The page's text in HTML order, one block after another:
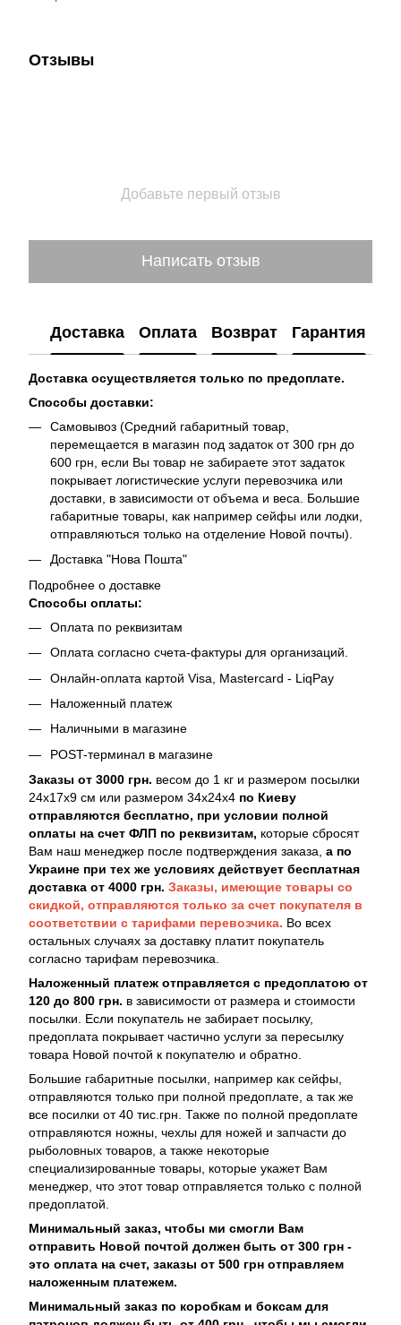
Отзывы
Добавьте первый отзыв
Написать отзыв
Доставка Оплата Возврат Гарантия
Доставка осуществляется только по предоплате.
Способы доставки:
Самовывоз (Средний габаритный товар,
перемещается в магазин под задаток от 300 грн до
600 грн, если Вы товар не забираете этот задаток
покрывает логистические услуги перевозчика или
доставки, в зависимости от объема и веса. Большие
габаритные товары, как например сейфы или лодки,
отправляються только на отделение Новой почты).
Доставка "Нова Пошта"
Подробнее о доставке
Способы оплаты:
Оплата по реквизитам
Оплата согласно счета-фактуры для организаций.
Онлайн-оплата картой Visa, Mastercard - LiqPay
Наложенный платеж
Наличными в магазине
POST-терминал в магазине
Заказы от 3000 грн. весом до 1 кг и размером посылки
24х17х9 см или размером 34х24х4 по Киеву
отправляются бесплатно, при условии полной
оплаты на счет ФЛП по реквизитам, которые сбросят
Вам наш менеджер после подтверждения заказа, а по
Украине при тех же условиях действует бесплатная
доставка от 4000 грн. Заказы, имеющие товары со
скидкой, отправляются только за счет покупателя в
соответствии с тарифами перевозчика. Во всех
остальных случаях за доставку платит покупатель
согласно тарифам перевозчика.
Наложенный платеж отправляется с предоплатою от
120 до 800 грн. в зависимости от размера и стоимости
посылки. Если покупатель не забирает посылку,
предоплата покрывает частично услуги за пересылку
товара Новой почтой к покупателю и обратно.
Большие габаритные посылки, например как сейфы,
отправляются только при полной предоплате, а так же
все посилки от 40 тис.грн. Также по полной предоплате
отправляются ножны, чехлы для ножей и запчасти до
рыболовных товаров, а также некоторые
специализированные товары, которые укажет Вам
менеджер, что этот товар отправляется только с полной
предоплатой.
Минимальный заказ, чтобы ми смогли Вам
отправить Новой почтой должен быть от 300 грн -
это оплата на счет, заказы от 500 грн отправляем
наложенным платежем.
Минимальный заказ по коробкам и боксам для